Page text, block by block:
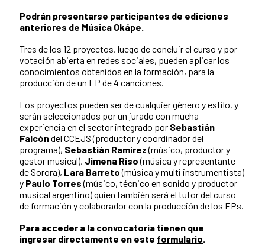
Podrán presentarse participantes de ediciones
anteriores de Música Okápe.
Tres de los 12 proyectos, luego de concluir el curso y por
votación abierta en redes sociales, pueden aplicar los
conocimientos obtenidos en la formación, para la
producción de un EP de 4 canciones.
Los proyectos pueden ser de cualquier género y estilo, y
serán seleccionados por un jurado con mucha
experiencia en el sector integrado por Sebastián
Falcóndel CCEJS (productor y coordinador del
programa), Sebastián Ramirez(músico, productor y
gestor musical), Jimena Riso(música y representante
de Sorora), Lara Barreto(música y multi instrumentista)
y Paulo Torres(músico, técnico en sonido y productor
musical argentino) quien también será el tutor del curso
de formación y colaborador con la producción de los EPs.
Para acceder a la convocatoria tienen que
ingresar directamente en este formulario.